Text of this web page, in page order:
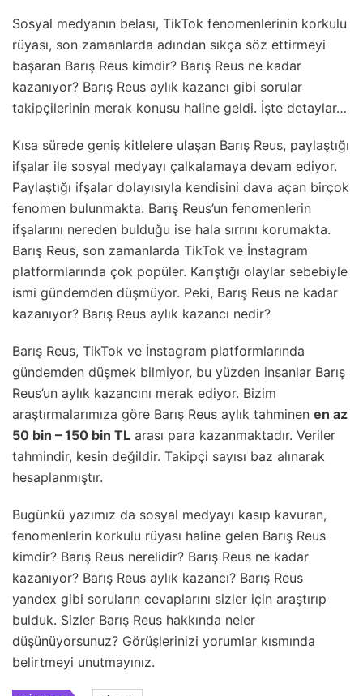
Sosyal medyanın belası, TikTok fenomenlerinin korkulu
rüyası, son zamanlarda adından sıkça söz ettirmeyi
başaran Barış Reus kimdir? Barış Reus ne kadar
kazanıyor? Barış Reus aylık kazancı gibi sorular
takipçilerinin merak konusu haline geldi. İşte detaylar…
Kısa sürede geniş kitlelere ulaşan Barış Reus, paylaştığı
ifşalar ile sosyal medyayı çalkalamaya devam ediyor.
Paylaştığı ifşalar dolayısıyla kendisini dava açan birçok
fenomen bulunmakta. Barış Reus’un fenomenlerin
ifşalarını nereden bulduğu ise hala sırrını korumakta.
Barış Reus, son zamanlarda TikTok ve İnstagram
platformlarında çok popüler. Karıştığı olaylar sebebiyle
ismi gündemden düşmüyor. Peki, Barış Reus ne kadar
kazanıyor? Barış Reus aylık kazancı nedir?
Barış Reus, TikTok ve İnstagram platformlarında
gündemden düşmek bilmiyor, bu yüzden insanlar Barış
Reus’un aylık kazancını merak ediyor. Bizim
araştırmalarımıza göre Barış Reus aylık tahminen en az
50 bin – 150 bin TL arası para kazanmaktadır. Veriler
tahmindir, kesin değildir. Takipçi sayısı baz alınarak
hesaplanmıştır.
Bugünkü yazımız da sosyal medyayı kasıp kavuran,
fenomenlerin korkulu rüyası haline gelen Barış Reus
kimdir? Barış Reus nerelidir? Barış Reus ne kadar
kazanıyor? Barış Reus aylık kazancı? Barış Reus
yandex gibi soruların cevaplarını sizler için araştırıp
bulduk. Sizler Barış Reus hakkında neler
düşünüyorsunuz? Görüşlerinizi yorumlar kısmında
belirtmeyi unutmayınız.